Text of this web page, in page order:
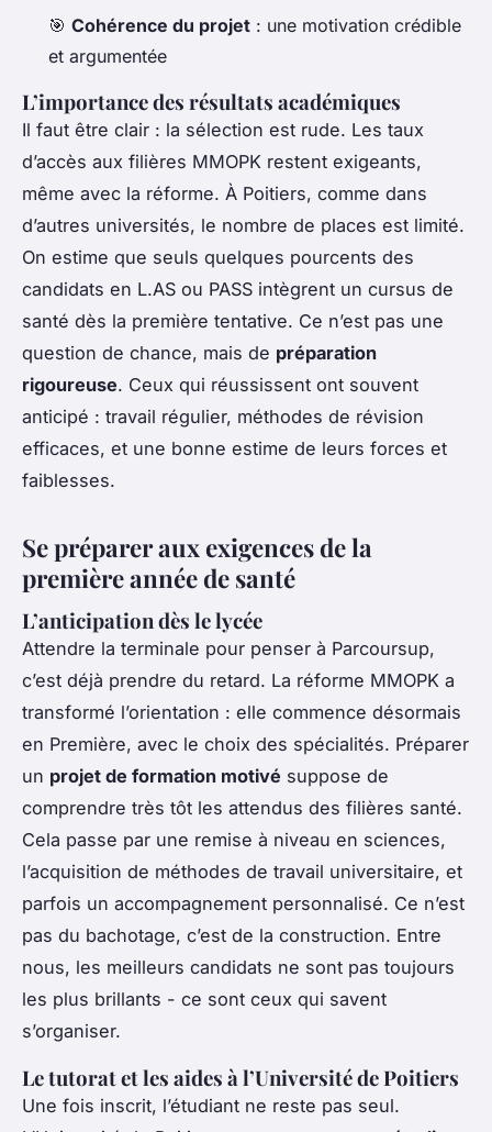
🎯 Cohérence du projet : une motivation crédible
et argumentée
L’importance des résultats académiques
Il faut être clair : la sélection est rude. Les taux
d’accès aux filières MMOPK restent exigeants,
même avec la réforme. À Poitiers, comme dans
d’autres universités, le nombre de places est limité.
On estime que seuls quelques pourcents des
candidats en L.AS ou PASS intègrent un cursus de
santé dès la première tentative. Ce n’est pas une
question de chance, mais de préparation
rigoureuse. Ceux qui réussissent ont souvent
anticipé : travail régulier, méthodes de révision
efficaces, et une bonne estime de leurs forces et
faiblesses.
Se préparer aux exigences de la
première année de santé
L’anticipation dès le lycée
Attendre la terminale pour penser à Parcoursup,
c’est déjà prendre du retard. La réforme MMOPK a
transformé l’orientation : elle commence désormais
en Première, avec le choix des spécialités. Préparer
un projet de formation motivé suppose de
comprendre très tôt les attendus des filières santé.
Cela passe par une remise à niveau en sciences,
l’acquisition de méthodes de travail universitaire, et
parfois un accompagnement personnalisé. Ce n’est
pas du bachotage, c’est de la construction. Entre
nous, les meilleurs candidats ne sont pas toujours
les plus brillants - ce sont ceux qui savent
s’organiser.
Le tutorat et les aides à l’Université de Poitiers
Une fois inscrit, l’étudiant ne reste pas seul.